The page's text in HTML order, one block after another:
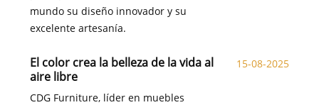
mundo su diseño innovador y su
excelente artesanía.
El color crea la belleza de la vida al
aire libre
CDG Furniture, líder en muebles
15-08-2025